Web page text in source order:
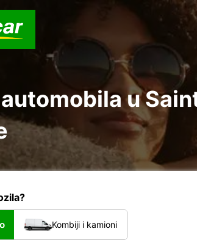
u
Kombiji i kamioni